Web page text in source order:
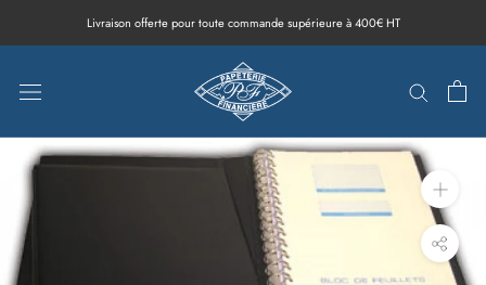
Livraison offerte pour toute commande supérieure à 400€ HT